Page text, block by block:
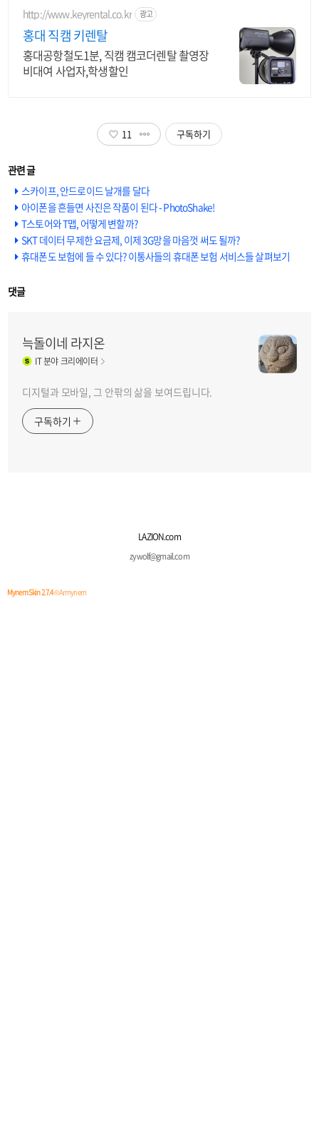
http://www.keyrental.co.kr 광고
홍대 직캠 키렌탈
홍대공항철도1분, 직캠 캠코더렌탈 촬영장
비대여 사업자,학생할인
11 구독하기
스카이프, 안드로이드 날개를 달다
아이폰을 흔들면 사진은 작품이 된다 - PhotoShake!
T스토어와 T맵, 어떻게 변할까?
SKT 데이터 무제한 요금제, 이제 3G망을 마음껏 써도 될까?
휴대폰도 보험에 들 수 있다? 이통사들의 휴대폰 보험 서비스들 살펴보기
댓글
늑돌이네 라지온
IT분야 크리에이터
디지털과 모바일, 그 안팎의 삶을 보여드립니다.
구독하기
LAZION.com
zywolf@gmail.com
Mynem Skin 2.7.4© Armynem